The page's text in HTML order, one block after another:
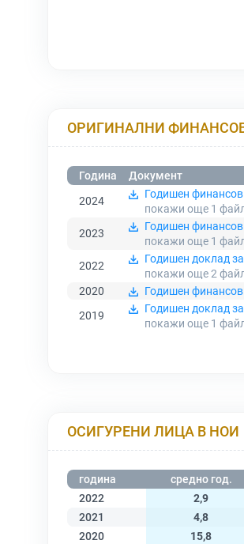
ОРИГИНАЛНИ
Година
Документ
2024
Годишен финансов
покажи още 1
2023
Годишен финансов
покажи още 1
2022
Годишен доклад
покажи още 2
2020
Годишен финансов
2019
Годишен доклад
покажи още 1
ОСИГУРЕНИ ЛИЦА В НОИ
година средно год.
2022
2,9
2021
4,8
2020
15,8